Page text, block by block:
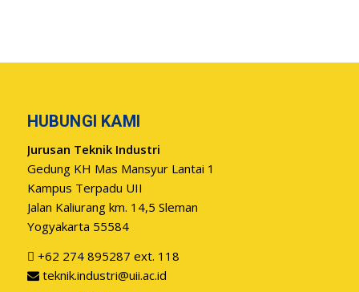
HUBUNGI KAMI
Jurusan Teknik Industri
Gedung KH Mas Mansyur Lantai 1
Kampus Terpadu UII
Jalan Kaliurang km. 14,5 Sleman
Yogyakarta 55584
+62 274 895287 ext. 118
teknik.industri@uii.ac.id